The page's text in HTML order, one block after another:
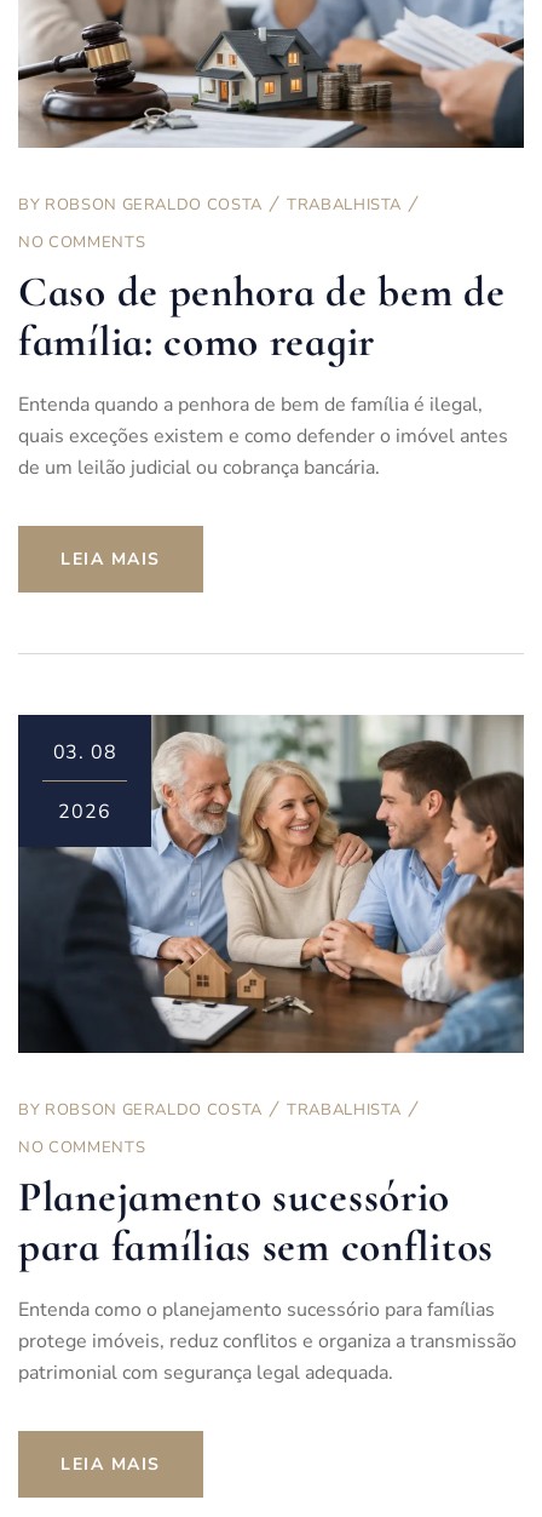
BY ROBSON GERALDO COSTA
TRABALHISTA
NO COMMENTS
Caso de penhora de bem de
família: como reagir
Entenda quando a penhora de bem de família é ilegal,
quais exceções existem e como defender o imóvel antes
de um leilão judicial ou cobrança bancária.
LEIA MAIS
03. 08
2026
BY ROBSON GERALDO COSTA
TRABALHISTA
NO COMMENTS
Planejamento sucessório
para famílias sem conflitos
Entenda como o planejamento sucessório para famílias
protege imóveis, reduz conflitos e organiza a transmissão
patrimonial com segurança legal adequada.
LEIA MAIS